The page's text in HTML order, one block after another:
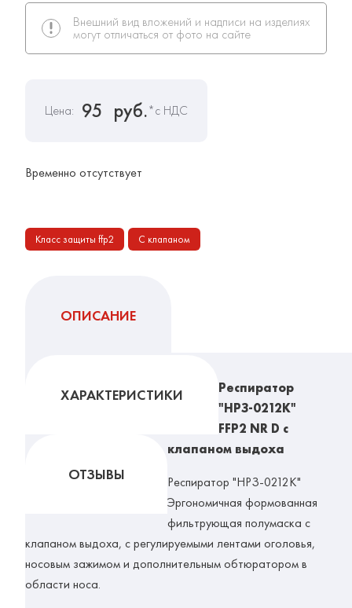
Внешний вид вложений и надписи на изделиях
могут отличаться от фото на сайте
Цена: 95 руб.*с НДС
Временно отсутствует
Класс защиты ffp2 С клапаном
ОПИСАНИЕ
ХАРАКТЕРИСТИКИ
ОТЗЫВЫ
Респиратор
"НРЗ-0212К"
FFP2 NR D с
клапаном выдоха
Респиратор "НРЗ-0212К"
Эргономичная формованная
фильтрующая полумаска с
клапаном выдоха, с регулируемыми лентами оголовья,
носовым зажимом и дополнительным обтюратором в
области носа.